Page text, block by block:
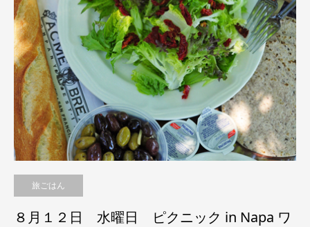
旅ごはん
８月１２日 水曜日 ピクニック in Napa ワ